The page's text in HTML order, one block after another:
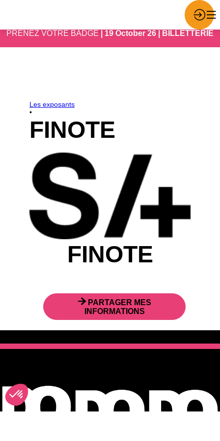
Les exposants
•
FINOTE
FINOTE
PARTAGER MES
INFORMATIONS
PRENEZ VOTRE BADGE | 19 October 26 | BILLETTERIE